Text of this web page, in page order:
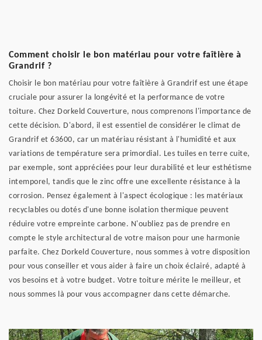
Comment choisir le bon matériau pour votre faîtière à
Grandrif ?
Choisir le bon matériau pour votre faîtière à Grandrif est une étape
cruciale pour assurer la longévité et la performance de votre
toiture. Chez Dorkeld Couverture, nous comprenons l'importance de
cette décision. D'abord, il est essentiel de considérer le climat de
Grandrif et 63600, car un matériau résistant à l'humidité et aux
variations de température sera primordial. Les tuiles en terre cuite,
par exemple, sont appréciées pour leur durabilité et leur esthétisme
intemporel, tandis que le zinc offre une excellente résistance à la
corrosion. Pensez également à l'aspect écologique : les matériaux
recyclables ou dotés d'une bonne isolation thermique peuvent
réduire votre empreinte carbone. N'oubliez pas de prendre en
compte le style architectural de votre maison pour une harmonie
parfaite. Chez Dorkeld Couverture, nous sommes à votre disposition
pour vous conseiller et vous aider à faire un choix éclairé, adapté à
vos besoins et à votre budget. Votre toiture mérite le meilleur, et
nous sommes là pour vous accompagner dans cette démarche.